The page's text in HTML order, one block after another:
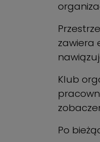
zawiera
Klub
Po